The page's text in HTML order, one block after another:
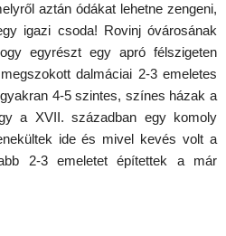
aztán ódákat lehetne zengeni,
igazi csoda! Rovinj óvárosának
egyrészt egy apró félszigeten
dalmáciai 2-3 emeletes
4-5 szintes, színes házak a
a XVII. században egy komoly
ide és mivel kevés volt a
2-3 emeletet építettek a már